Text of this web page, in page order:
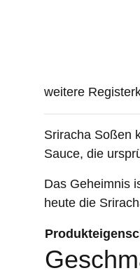
weitere
Sriracha Soßen
Sauce, die
Das Geheimnis
heute die